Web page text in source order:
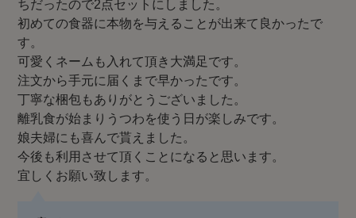
ちだったので2点セットにしました。
初めての食器に本物を与えることが出来て良かったで
す。
可愛くネームも入れて頂き大満足です。
注文から手元に届くまで早かったです。
丁寧な梱包もありがとうございました。
離乳食が始まりうつわを使う日が楽しみです。
娘夫婦にも喜んで貰えました。
今後も利用させて頂くことになると思います。
宜しくお願い致します。